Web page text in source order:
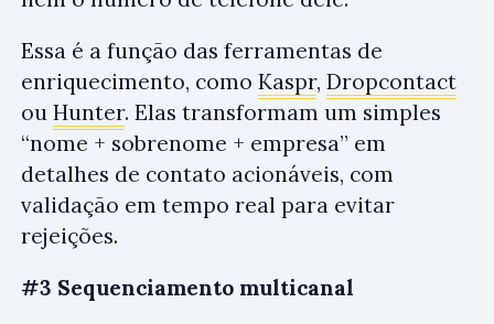
Essa é a função das ferramentas de
enriquecimento, como Kaspr, Dropcontact
ou Hunter. Elas transformam um simples
“nome + sobrenome + empresa” em
detalhes de contato acionáveis, com
validação em tempo real para evitar
rejeições.
#3 Sequenciamento multicanal